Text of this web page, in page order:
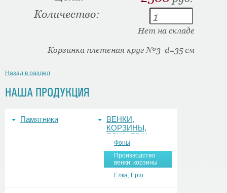
НАША ПРОДУКЦИЯ
Памятники
ВЕНКИ,
КОРЗИНЫ,
ЕЛКА, ЕРШ,
ФОНЫ
Фоны
Производство
венки, корзины
Елка, Ерш
Количество:
Нет на складе
Корзинка плетеная круг №3 d=35 см
Назад в раздел